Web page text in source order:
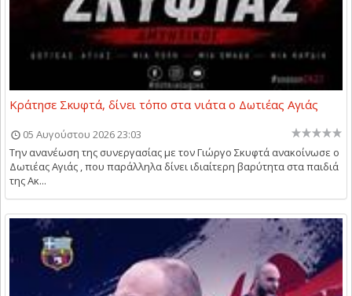
Κράτησε Σκυφτά, δίνει τόπο στα νιάτα ο Δωτιέας Αγιάς
05 Αυγούστου 2026 23:03
Την ανανέωση της συνεργασίας με τον Γιώργο Σκυφτά ανακοίνωσε ο
Δωτιέας Αγιάς , που παράλληλα δίνει ιδιαίτερη βαρύτητα στα παιδιά
της Ακ...